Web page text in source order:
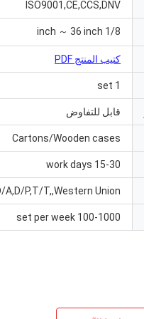
ISO9001,CE,CCS,DNV
1/8 inch ～ 36 inch
كتيب المنتج PDF
1 set
قابل للتفاوض
Cartons/Wooden cases
15-30 work days
A,D/P,T/T,,Western Union
100-1000 set per week